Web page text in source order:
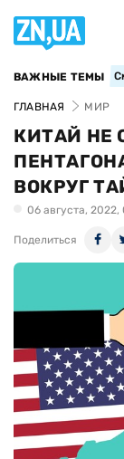
ВАЖНЫЕ ТЕМЫ
ГЛАВНАЯ МИР
КИТАЙ НЕ
ВОКРУГ
06 августа, 2022,
Поделиться